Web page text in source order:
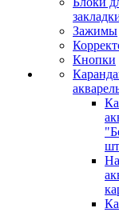
Зажимы
Кнопки